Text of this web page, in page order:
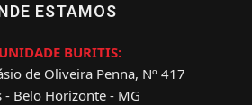
ESTAMOS
UNIDADE BURITIS:
de Oliveira Penna, Nº 417
- Belo Horizonte - MG